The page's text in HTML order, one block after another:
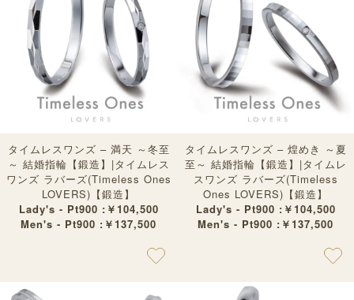
タイムレスワンズ – 満天 ～冬至
～ 結婚指輪【鍛造】|タイムレス
ワンズ ラバーズ(Timeless Ones
LOVERS)【鍛造】
Lady's - Pt900 :￥104,500
Men's - Pt900 :￥137,500
タイムレスワンズ – 煌めき ～夏
至～ 結婚指輪【鍛造】|タイムレ
スワンズ ラバーズ(Timeless
Ones LOVERS)【鍛造】
Lady's - Pt900 :￥104,500
Men's - Pt900 :￥137,500